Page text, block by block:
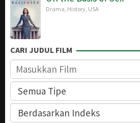
Drama History USA
CARI JUDUL FILM